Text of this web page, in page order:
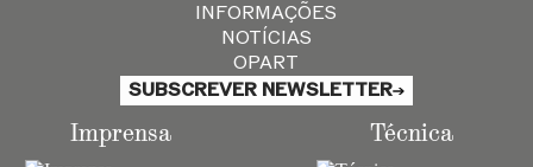
INFORMAÇÕES
NOTÍCIAS
OPART
SUBSCREVER NEWSLETTER
Imprensa Técnica